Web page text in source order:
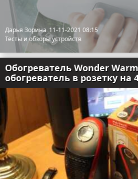
Дарья Зорина 11-11-2021 08:15
Тесты и обзоры устройств
Обогреватель Wonder
обогреватель в розетку на